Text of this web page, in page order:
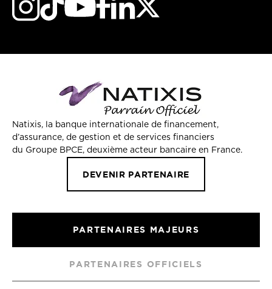
Natixis, la banque internationale de financement,
d’assurance, de gestion et de services financiers
du Groupe BPCE, deuxième acteur bancaire en France.
DEVENIR PARTENAIRE
PARTENAIRES MAJEURS
PARTENAIRES OFFICIELS